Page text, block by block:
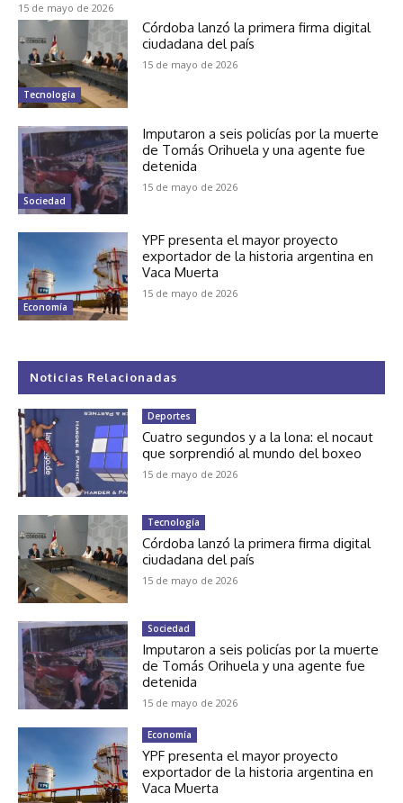
15 de mayo de 2026
Tecnología
Córdoba lanzó la primera firma digital
ciudadana del país
15 de mayo de 2026
Sociedad
Imputaron a seis policías por la muerte
de Tomás Orihuela y una agente fue
detenida
15 de mayo de 2026
Economía
YPF presenta el mayor proyecto
exportador de la historia argentina en
Vaca Muerta
15 de mayo de 2026
Noticias Relacionadas
Deportes
Cuatro segundos y a la lona: el nocaut
que sorprendió al mundo del boxeo
15 de mayo de 2026
Tecnología
Córdoba lanzó la primera firma digital
ciudadana del país
15 de mayo de 2026
Sociedad
Imputaron a seis policías por la muerte
de Tomás Orihuela y una agente fue
detenida
15 de mayo de 2026
Economía
YPF presenta el mayor proyecto
exportador de la historia argentina en
Vaca Muerta